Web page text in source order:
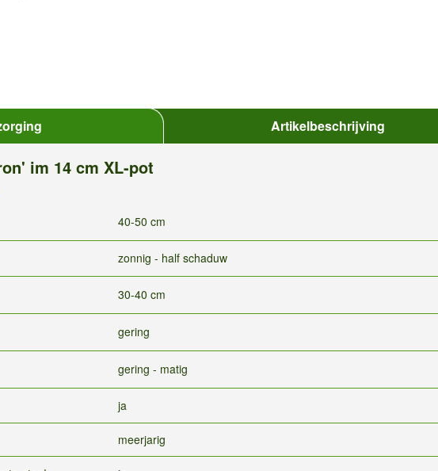
Artikelbeschrijving
im 14 cm XL-pot
40-50 cm
zonnig - half schaduw
30-40 cm
gering
gering - matig
ja
meerjarig